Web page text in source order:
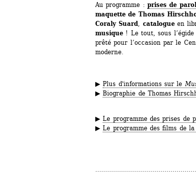
Au programme : prises de
maquette de Thomas
Coraly Suard
catalogueen
musique ! Le tout, sous
prêté pour l’occasion par le
moderne.
▶ Plus d'informations sur le
▶ Biographie de Thomas
▶ Le programme des prises de
▶ Le programme des films de